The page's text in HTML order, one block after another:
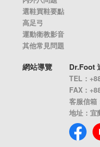
選鞋買鞋要點
高足弓
運動衛教影音
其他常見問題
網站導覽 Dr.Foot
TEL：
FAX：
客服信箱
地址：宜